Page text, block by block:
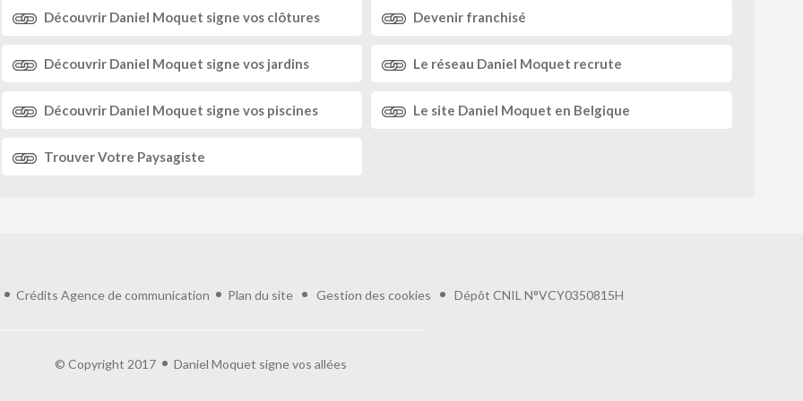
Découvrir Daniel Moquet signe vos clôtures Devenir franchisé
Découvrir Daniel Moquet signe vos jardins Le réseau Daniel Moquet recrute
Découvrir Daniel Moquet signe vos piscines Le site Daniel Moquet en Belgique
TrouverVotre Paysagiste
Crédits Agence de communication Plan du site Gestion des cookies Dépôt CNIL N°VCY0350815H
© Copyright 2017 Daniel Moquet signe vos allées
en garantissant la conformité avec les réglementations. Personnalisez vos préférences pour contrôler la manière dont vos informations sont manipulées.